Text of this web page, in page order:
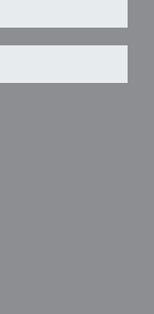
nova janela))
((abre numa nova